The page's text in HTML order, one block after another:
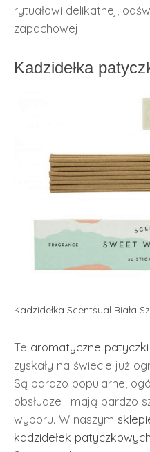
rytuałowi delikatnej,
zapachowej.
Kadzidełka
Kadzidełka Scentsual Biała
Te aromatyczne patyczki
zyskały na świecie już
Są bardzo popularne,
obsłudze i mają bardzo
wyboru. W naszym
kadzidełek patyczkowych